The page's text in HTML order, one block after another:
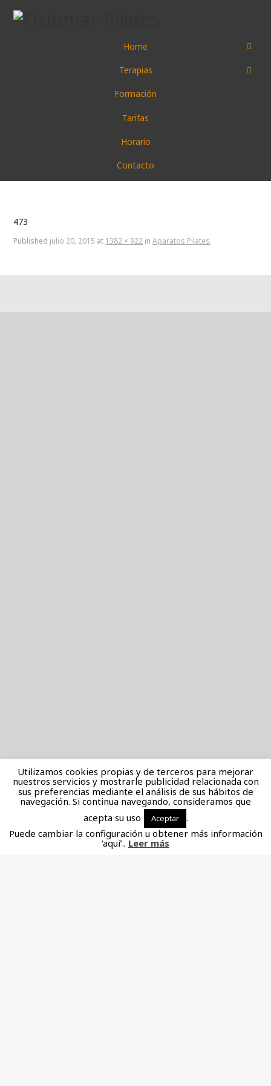
Home
Terapias
Formación
Tarifas
Horario
Contacto
473
Published julio 20, 2015 at 1382 × 922 inAparatos Pilates.
Utilizamos cookies propias y de terceros para mejorar
nuestros servicios y mostrarle publicidad relacionada con
sus preferencias mediante el análisis de sus hábitos de
navegación. Si continua navegando, consideramos que
acepta su uso
Aceptar
.
Puede cambiar la configuración u obtener más información
‘aquí’.. Leer más